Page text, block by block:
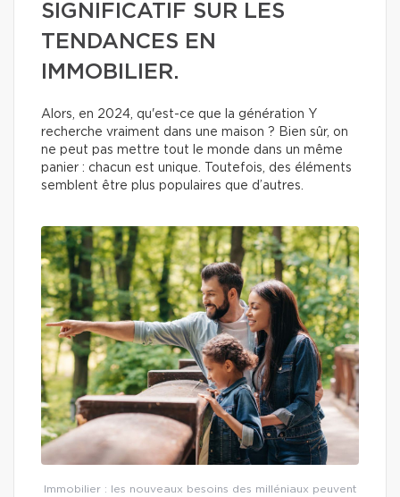
SIGNIFICATIF SUR LES
TENDANCES EN
IMMOBILIER.
Alors, en 2024, qu'est-ce que la génération Y
recherche vraiment dans une maison ? Bien sûr, on
ne peut pas mettre tout le monde dans un même
panier : chacun est unique. Toutefois, des éléments
semblent être plus populaires que d’autres.
Immobilier : les nouveaux besoins des milléniaux peuvent